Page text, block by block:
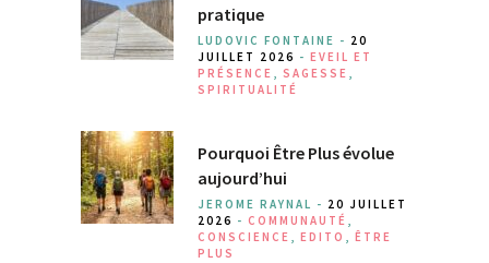
pratique
LUDOVIC FONTAINE - 20
JUILLET 2026 - EVEIL ET
PRÉSENCE , SAGESSE ,
SPIRITUALITÉ
Pourquoi Être Plus évolue
aujourd’hui
JEROME RAYNAL - 20 JUILLET
2026 - COMMUNAUTÉ ,
CONSCIENCE , EDITO , ÊTRE
PLUS